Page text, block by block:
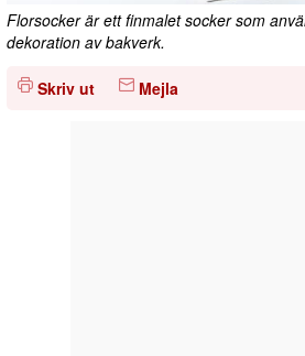
Florsocker är ett finmalet socker som
dekoration av bakverk.
Skriv ut Mejla